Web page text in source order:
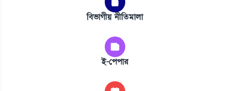
বিভাগীয় নীতিমালা
ই-পেপার